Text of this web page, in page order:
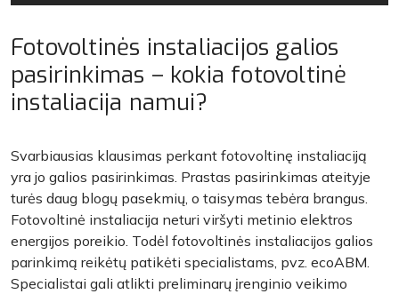
Fotovoltinės instaliacijos galios
pasirinkimas – kokia fotovoltinė
instaliacija namui?
Svarbiausias klausimas perkant fotovoltinę instaliaciją
yra jo galios pasirinkimas. Prastas pasirinkimas ateityje
turės daug blogų pasekmių, o taisymas tebėra brangus.
Fotovoltinė instaliacija neturi viršyti metinio elektros
energijos poreikio. Todėl fotovoltinės instaliacijos galios
parinkimą reikėtų patikėti specialistams, pvz. ecoABM.
Specialistai gali atlikti preliminarų įrenginio veikimo